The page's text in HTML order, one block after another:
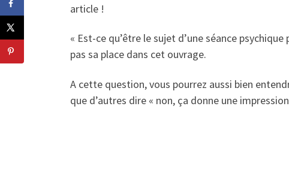
article !
« Est-ce qu’être le sujet d’une séance
pas sa place dans cet ouvrage.
A cette question, vous pourrez aussi bien
que d’autres dire « non, ça donne une